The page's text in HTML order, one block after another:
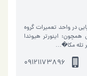
در واحد تعمیرات گروه
صنعتی این شرکت انجام می شود. اینورترهایی همچون: اینورتر هیوندا
09121173896